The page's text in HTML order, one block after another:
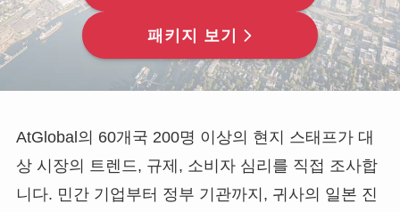
패키지 보기
AtGlobal의 60개국 200명 이상의 현지 스태프가 대
상 시장의 트렌드, 규제, 소비자 심리를 직접 조사합
니다. 민간 기업부터 정부 기관까지, 귀사의 일본 진